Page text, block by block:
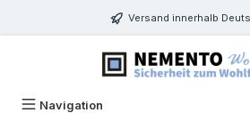
Zum Hauptinhalt springenVersand innerhalb
Navigation